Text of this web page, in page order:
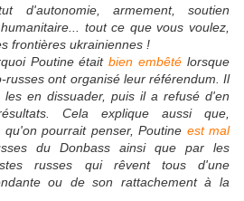
d'autonomie, armement, soutien
tout ce que vous voulez,
frontières ukrainiennes !
Poutine étaitbien embêté lorsque
russes ont organisé leur référendum. Il
en dissuader, puis il a refusé d'en
Cela explique aussi que,
pourrait penser, Poutine est mal
du Donbass ainsi que par les
russes qui rêvent tous d'une
ou de son rattachement à la